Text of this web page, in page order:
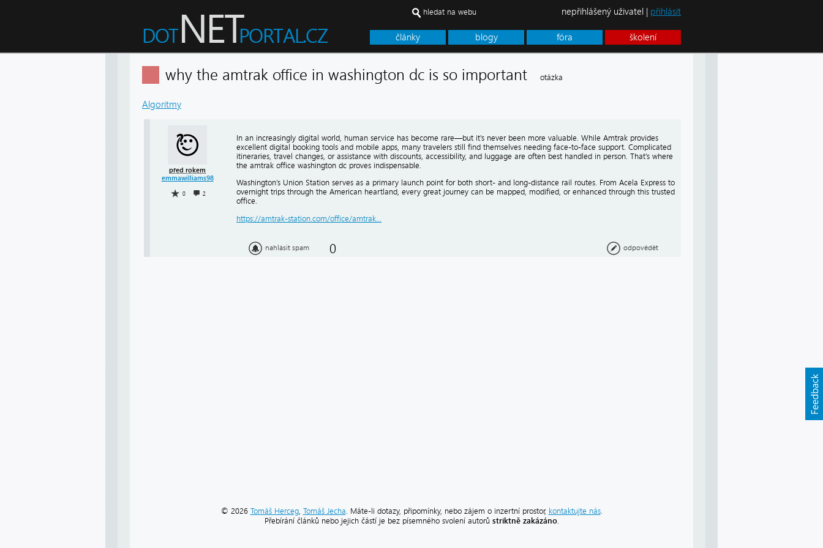
články blogy fóra školení
hledat na webu nepřihlášený uživatel | přihlásit
why the amtrak office in washington dc is so important otázka
Algoritmy
před rokem
emmawilliams98
0 2
In an increasingly digital world, human service has become rare—but it's never been more valuable. While Amtrak provides
excellent digital booking tools and mobile apps, many travelers still find themselves needing face-to-face support. Complicated
itineraries, travel changes, or assistance with discounts, accessibility, and luggage are often best handled in person. That’s where
the amtrak office washington dc proves indispensable.
Washington’s Union Station serves as a primary launch point for both short- and long-distance rail routes. From Acela Express to
overnight trips through the American heartland, every great journey can be mapped, modified, or enhanced through this trusted
office.
https://amtrak-station.com/office/amtrak...
nahlásit spam 0 odpovědět
© 2026 Tomáš Herceg, Tomáš Jecha. Máte-li dotazy, připomínky, nebo zájem o inzertní prostor, kontaktujte nás.
Přebírání článků nebo jejich částí je bez písemného svolení autorů striktně zakázáno.